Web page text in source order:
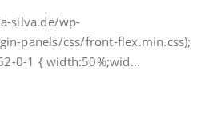
silva.de/wp-
panels/css/front-flex.min.css);
0-1 { width:50%;wid...